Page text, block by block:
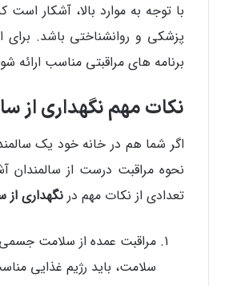
با توجه به موارد بالا، آشکار
پزشکی و روانشناختی باشد. برای
برنامه‌ های مراقبتی مناسب ارائه
نکات مهم نگهداری از
اگر شما هم در خانه خود یک
نحوه مراقبت درست از سالمندان
تعدادی از نکات مهم در نگهداری از
مراقبت عمده‌ از سلامت
سلامت، باید رژیم غذایی